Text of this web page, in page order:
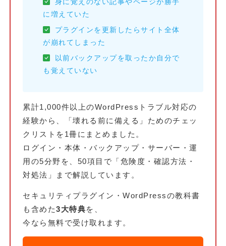
に増えていた
プラグインを更新したらサイト全体
が崩れてしまった
以前バックアップを取ったか自分で
も覚えていない
累計1,000件以上のWordPressトラブル対応の
経験から、「壊れる前に備える」ためのチェッ
クリストを1冊にまとめました。
ログイン・本体・バックアップ・サーバー・運
用の5分野を、50項目で「危険度・確認方法・
対処法」まで解説しています。
セキュリティプラグイン・WordPressの教科書
も含めた3大特典を、
今なら無料で受け取れます。